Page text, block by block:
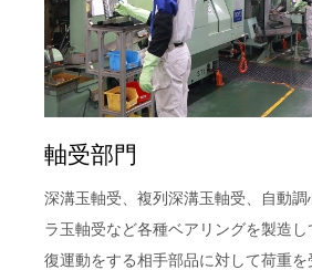
軸受部門
深溝玉軸受、複列深溝玉軸受、自動調
ラ玉軸受など各種ベアリングを製造
復運動をする相手部品に対して荷重